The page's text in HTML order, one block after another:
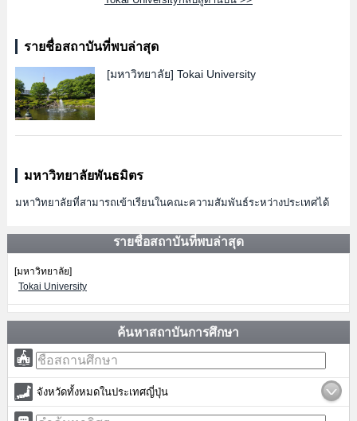
รายชื่อสถาบันที่พบล่าสุด
[มหาวิทยาลัย] Tokai University
มหาวิทยาลัยพันธมิตร
มหาวิทยาลัยที่สามารถเข้าเรียนในคณะความสัมพันธ์ระหว่างประเทศได้
รายชื่อสถาบันที่พบล่าสุด
[มหาวิทยาลัย]
Tokai University
ค้นหาสถาบันการศึกษา
จังหวัดทั้งหมดในประเทศญี่ปุ่น